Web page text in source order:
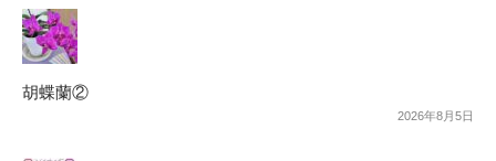
胡蝶蘭②
2026年8月5日